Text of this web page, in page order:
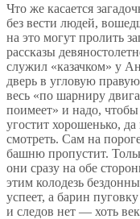
Что же касается
без вести людей,
на это могут пролить
рассказы
служил «казачком» у
дверь в угловую
весь «по шарниру
поимеет» и надо, чтобы
угостит хорошенько,
смотреть. Сам на
башню пропустит.
они сразу на обе
этим колодезь
успеет, а барин
и следов нет — хоть